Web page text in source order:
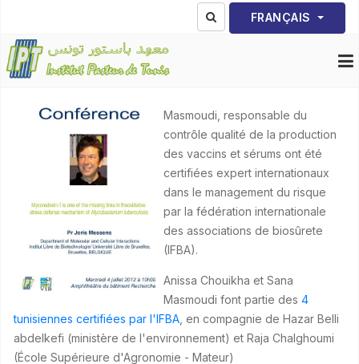
Sélectionnez votre
FRANÇAIS
Masmoudi, responsable du
contrôle qualité de la production
des vaccins et sérums ont été
certifiées expert internationaux
dans le management du risque
par la fédération internationale
des associations de biosûrete
(IFBA).
Anissa Chouikha et Sana
Masmoudi font partie des 4
tunisiennes certifiées par l'IFBA , en compagnie de Hazar Belli
abdelkefi (ministère de l'environnement) et Raja Chalghoumi
(École Supérieure d'Agronomie - Mateur)